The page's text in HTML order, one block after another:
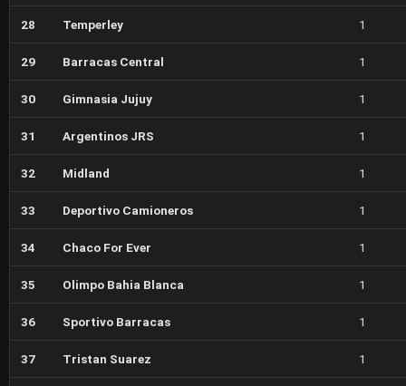
28 Temperley 1
29 Barracas Central 1
30 Gimnasia Jujuy 1
31 Argentinos JRS 1
32 Midland 1
33 Deportivo Camioneros 1
34 Chaco For Ever 1
35 Olimpo Bahia Blanca 1
36 Sportivo Barracas 1
37 Tristan Suarez 1